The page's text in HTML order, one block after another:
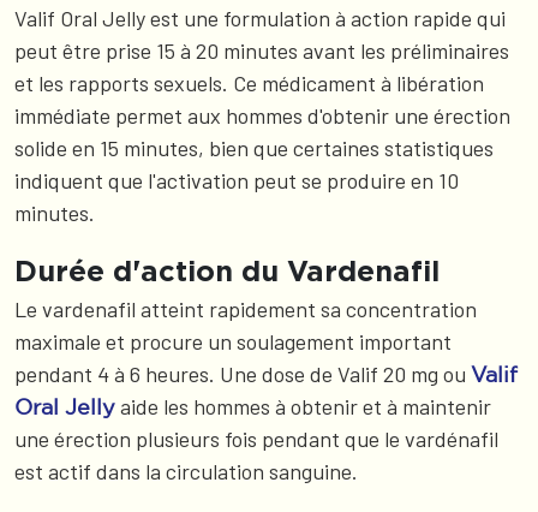
Valif Oral Jelly est une formulation à action rapide qui
peut être prise 15 à 20 minutes avant les préliminaires
et les rapports sexuels. Ce médicament à libération
immédiate permet aux hommes d'obtenir une érection
solide en 15 minutes, bien que certaines statistiques
indiquent que l'activation peut se produire en 10
minutes.
Durée d'action du Vardenafil
Le vardenafil atteint rapidement sa concentration
maximale et procure un soulagement important
pendant 4 à 6 heures. Une dose de Valif 20 mg ou Valif
Oral Jelly aide les hommes à obtenir et à maintenir
une érection plusieurs fois pendant que le vardénafil
est actif dans la circulation sanguine.